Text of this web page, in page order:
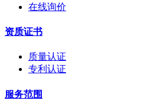
在线询价
资质证书
质量认证
专利认证
服务范围